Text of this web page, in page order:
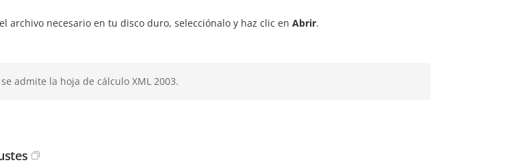
archivo necesario en tu disco duro, selecciónalo y haz clic en Abrir.
admite la hoja de cálculo XML 2003.